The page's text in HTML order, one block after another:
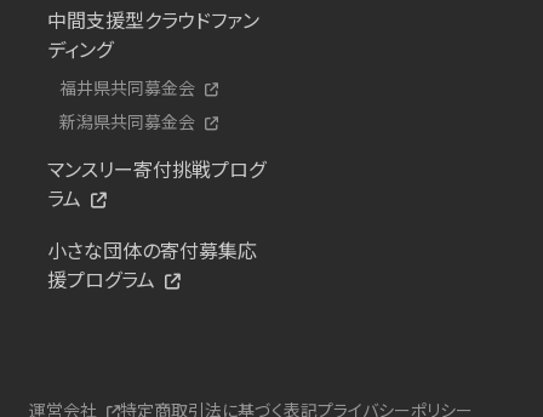
中間支援型クラウドファン
ディング
福井県共同募金会
新潟県共同募金会
マンスリー寄付挑戦プログ
ラム
小さな団体の寄付募集応
援プログラム
運営会社 特定商取引法に基づく表記プライバシーポリシー